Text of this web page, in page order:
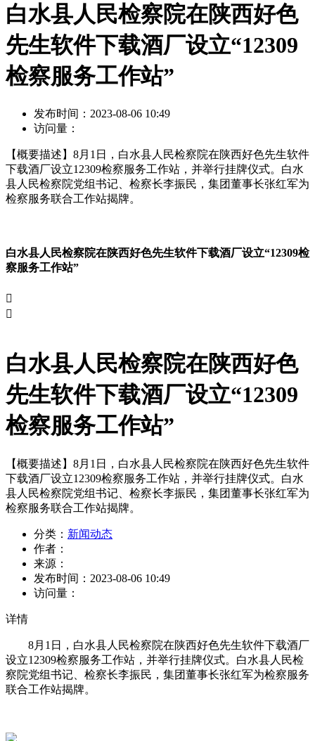
白水县人民检察院在陕西好色
先生软件下载酒厂设立“12309
检察服务工作站”
发布时间： 2023-08-06 10:49
访问量：
【概要描述】 8月1日，白水县人民检察院在陕西好色先生软件
下载酒厂设立12309检察服务工作站，并举行挂牌仪式。白水
县人民检察院党组书记、检察长李振民，集团董事长张红军为
检察服务联合工作站揭牌。
白水县人民检察院在陕西好色先生软件下载酒厂设立“12309检
察服务工作站”


白水县人民检察院在陕西好色
先生软件下载酒厂设立“12309
检察服务工作站”
【概要描述】 8月1日，白水县人民检察院在陕西好色先生软件
下载酒厂设立12309检察服务工作站，并举行挂牌仪式。白水
县人民检察院党组书记、检察长李振民，集团董事长张红军为
检察服务联合工作站揭牌。
分类： 新闻动态
作者：
来源：
发布时间： 2023-08-06 10:49
访问量：
详情
8月1日，白水县人民检察院在陕西好色先生软件下载酒厂
设立12309检察服务工作站，并举行挂牌仪式。白水县人民检
察院党组书记、检察长李振民，集团董事长张红军为检察服务
联合工作站揭牌。